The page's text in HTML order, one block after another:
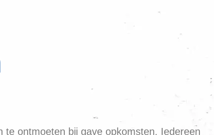
te ontmoeten bij gave opkomsten. Iedereen